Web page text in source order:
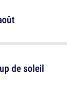
de soleil